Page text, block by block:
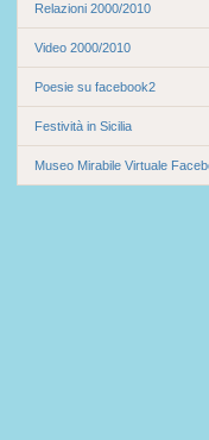
Relazioni 2000/2010
Video 2000/2010
Poesie su facebook2
Festività in Sicilia
Museo Mirabile Virtuale